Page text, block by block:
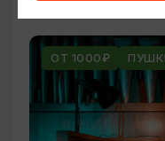
ОТ 1000₽